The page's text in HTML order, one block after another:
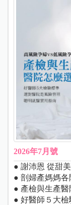
2026年7月號
● 謝沛恩 從甜
● 剖婦產媽媽
● 產檢與生產醫
● 好醫師５大